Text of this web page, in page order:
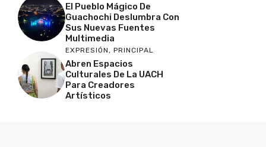
El Pueblo Mágico De
Guachochi Deslumbra Con
Sus Nuevas Fuentes
Multimedia
EXPRESIÓN , PRINCIPAL
Abren Espacios
Culturales De La UACH
Para Creadores
Artísticos